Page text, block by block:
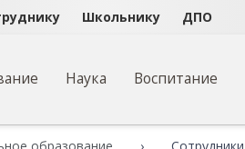
Школьнику ДПО
Наука Воспитание